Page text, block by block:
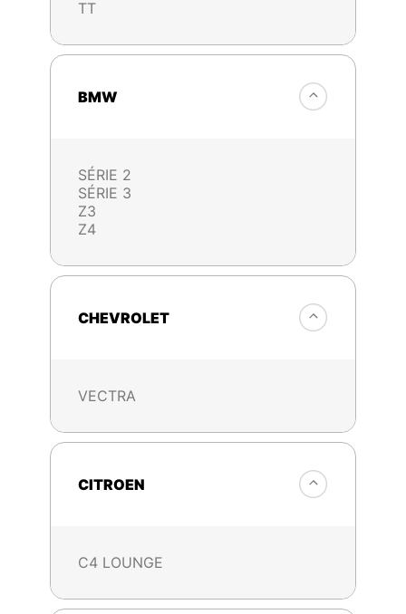
TT
BMW
SÉRIE 2
SÉRIE 3
Z3
Z4
CHEVROLET
VECTRA
CITROEN
C4 LOUNGE